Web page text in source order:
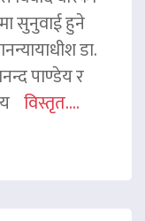
सुनुवाई हुने
डा.
पाण्डेय र
विस्तृत....